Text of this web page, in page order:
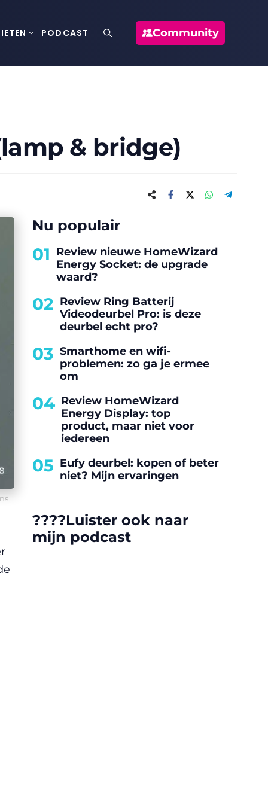
PODCAST Community
& bridge)
Nu populair
01 Review nieuwe HomeWizard
Energy Socket: de upgrade
waard?
02 Review Ring Batterij
Videodeurbel Pro: is deze
deurbel echt pro?
03 Smarthome en wifi-
problemen: zo ga je ermee
om
04 Review HomeWizard
Energy Display: top
product, maar niet voor
iedereen
05 Eufy deurbel: kopen of beter
niet? Mijn ervaringen
????️Luister ook naar
mijn podcast